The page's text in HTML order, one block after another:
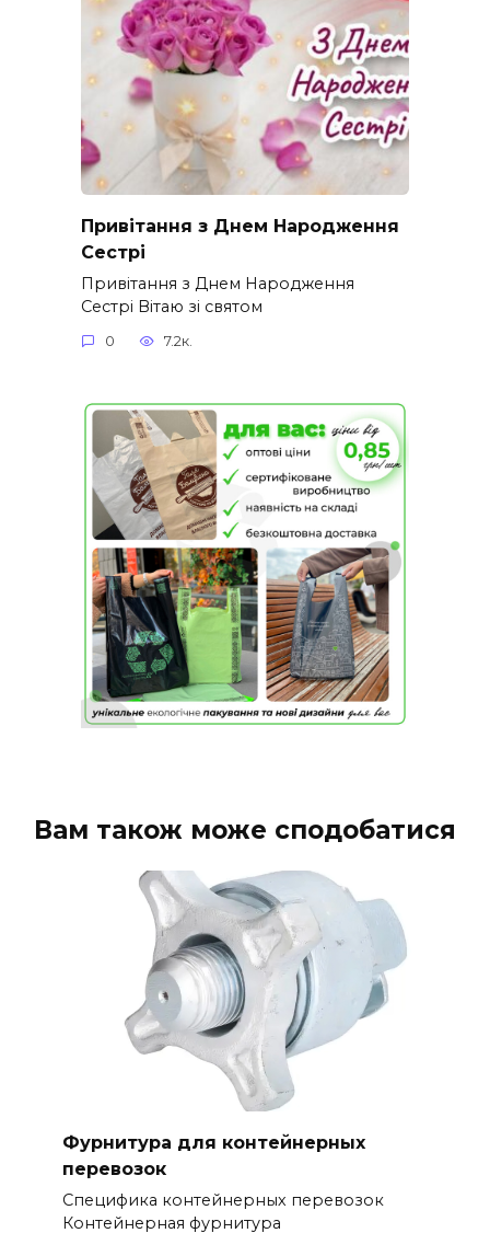
Привітання з Днем Народження
Сестрі
Привітання з Днем Народження
Сестрі Вітаю зі святом
0 7.2к.
Вам також може сподобатися
Фурнитура для контейнерных
перевозок
Специфика контейнерных перевозок
Контейнерная фурнитура